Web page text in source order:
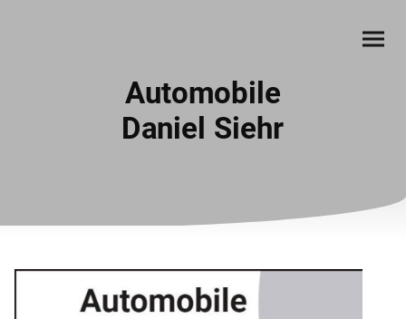
Automobile
Daniel Siehr